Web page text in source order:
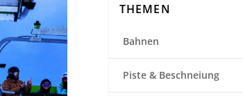
THEMEN
Bahnen
Piste & Beschneiung